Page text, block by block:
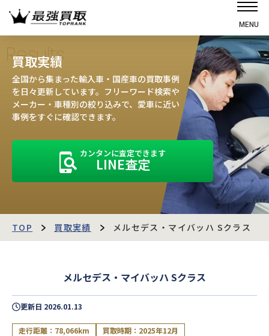
MENU
選ばれる理由
高価買取の仕組み
売却の流れ
お客様の声
運営会社
最強買取マガジン
Results
買取実績
全国から集まった輸入車・国産車の買取事例
を日々更新しています。フリーワード検索や
メーカー・車種別の絞り込みで、愛車に近い
事例をすぐに確認できます。
カンタンに査定できます
LINE査定
TOP 買取実績 メルセデス・マイバッハ Sクラス
メルセデス・マイバッハ Sクラス
更新日 2026.01.13
走行距離：78,066km
買取時期：2025年12月